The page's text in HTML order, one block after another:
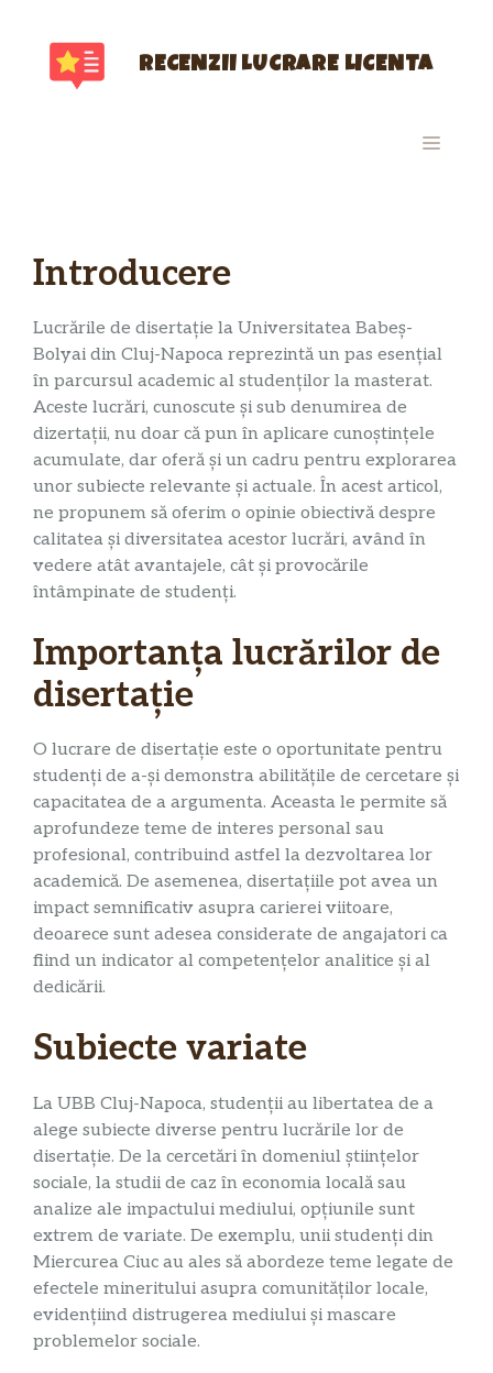
conținut
RECENZII LUCRARE LICENTA
MENIU
Introducere
Lucrările de disertație la Universitatea Babeș-
Bolyai din Cluj-Napoca reprezintă un pas esențial
în parcursul academic al studenților la masterat.
Aceste lucrări, cunoscute și sub denumirea de
dizertații, nu doar că pun în aplicare cunoștințele
acumulate, dar oferă și un cadru pentru explorarea
unor subiecte relevante și actuale. În acest articol,
ne propunem să oferim o opinie obiectivă despre
calitatea și diversitatea acestor lucrări, având în
vedere atât avantajele, cât și provocările
întâmpinate de studenți.
Importanța lucrărilor de
disertație
O lucrare de disertație este o oportunitate pentru
studenți de a-și demonstra abilitățile de cercetare și
capacitatea de a argumenta. Aceasta le permite să
aprofundeze teme de interes personal sau
profesional, contribuind astfel la dezvoltarea lor
academică. De asemenea, disertațiile pot avea un
impact semnificativ asupra carierei viitoare,
deoarece sunt adesea considerate de angajatori ca
fiind un indicator al competențelor analitice și al
dedicării.
Subiecte variate
La UBB Cluj-Napoca, studenții au libertatea de a
alege subiecte diverse pentru lucrările lor de
disertație. De la cercetări în domeniul științelor
sociale, la studii de caz în economia locală sau
analize ale impactului mediului, opțiunile sunt
extrem de variate. De exemplu, unii studenți din
Miercurea Ciuc au ales să abordeze teme legate de
efectele mineritului asupra comunităților locale,
evidențiind distrugerea mediului și mascare
problemelor sociale.